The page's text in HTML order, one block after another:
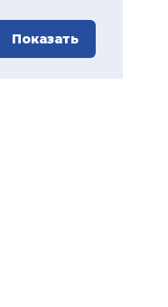
Показать